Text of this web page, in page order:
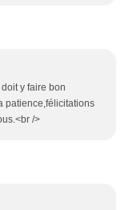
y faire bon
patience,félicitations
/>